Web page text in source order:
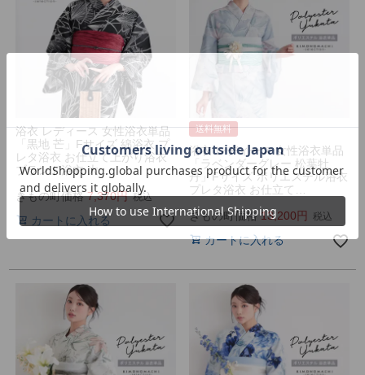
浴衣 レディース 女性浴衣単品
「黒地 芒」Fサイズ 綿浴衣 プ
レタ浴衣 お仕立て上がり浴衣
ブランド浴衣 大…
きもの町価格 7,370 税込
カートに入れる
送料無料
浴衣 レディース 女性浴衣単品
「ラベンダーグレー 松葉牡
丹」Fサイズ ポリエステル浴衣
プレタ浴衣 お仕立て…
きもの町価格 13,200 税込
カートに入れる